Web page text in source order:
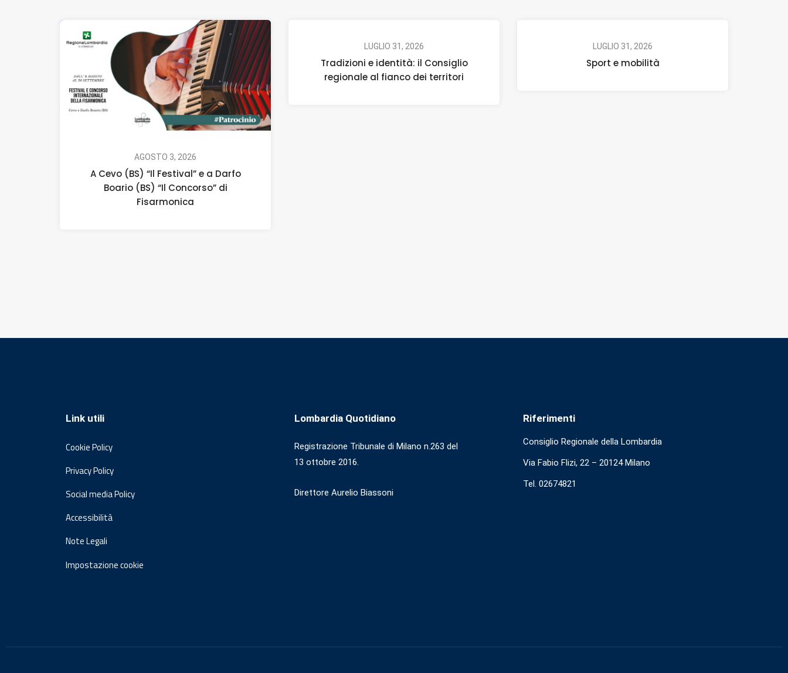
AGOSTO 3, 2026
A Cevo (BS) “Il Festival” e a Darfo
Boario (BS) “Il Concorso” di
Fisarmonica
LUGLIO 31, 2026
Tradizioni e identità: il Consiglio
regionale al fianco dei territori
LUGLIO 31, 2026
Sport e mobilità
Link utili
Cookie Policy
Privacy Policy
Social media Policy
Accessibilità
Note Legali
Impostazione cookie
Lombardia Quotidiano
Registrazione Tribunale di Milano n.263 del
13 ottobre 2016.
Direttore Aurelio Biassoni
Riferimenti
Consiglio Regionale della Lombardia
Via Fabio Flizi, 22 – 20124 Milano
Tel. 02674821